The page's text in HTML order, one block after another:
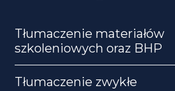
Tłumaczenie materiałów
szkoleniowych oraz BHP
Tłumaczenie zwykłe